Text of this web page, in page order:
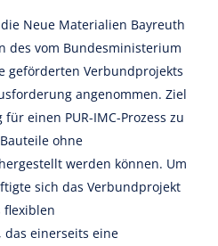
Neue Materialien Bayreuth
des vom Bundesministerium
geförderten Verbundprojekts
angenommen. Ziel
einen PUR-IMC-Prozess zu
ohne
werden können. Um
sich das Verbundprojekt
flexiblen
das einerseits eine